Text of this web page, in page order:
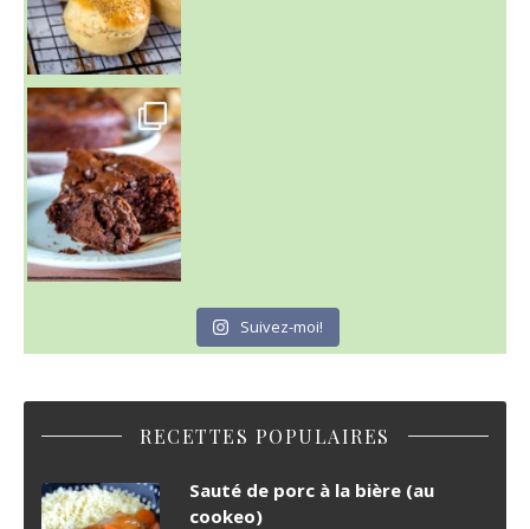
~ GÂTEAU FONDANT CHOCO NOISETTE ~
C'est lundi
Suivez-moi!
RECETTES POPULAIRES
Sauté de porc à la bière (au
cookeo)